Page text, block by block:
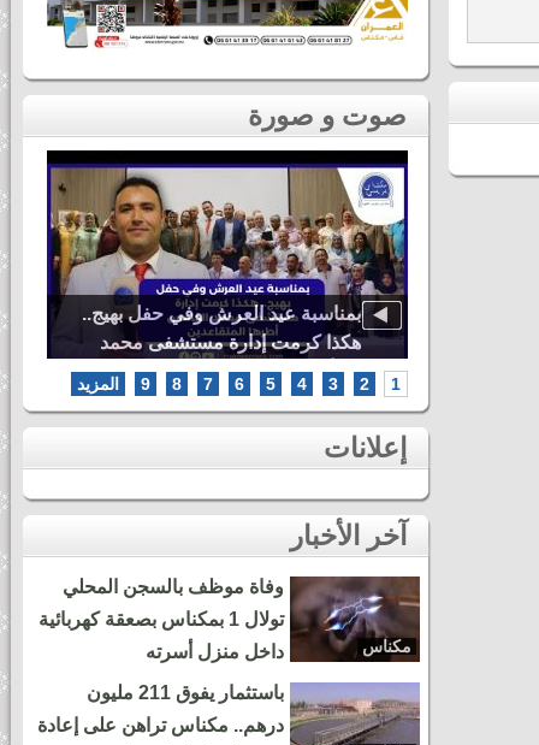
بمناسبة عيد العرش وفي حفل بهيج..
هكذا كرمت إدارة مستشفى محمد
الخامس أطرها المتقاعدين
1
2
3
4
5
6
7
8
9 المزيد
مكناس
وفاة موظف بالسجن المحلي
تولال 1 بمكناس بصعقة كهربائية
داخل منزل أسرته
باستثمار يفوق 211 مليون
درهم.. مكناس تراهن على إعادة